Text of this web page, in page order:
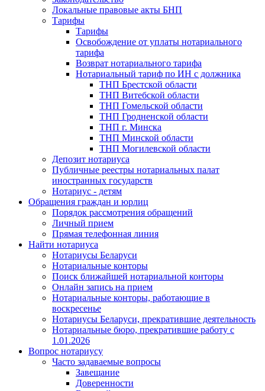
Локальные правовые акты БНП
Тарифы
Тарифы
Освобождение от уплаты нотариального
тарифа
Возврат нотариального тарифа
Нотариальный тариф по ИН с должника
ТНП Брестской области
ТНП Витебской области
ТНП Гомельской области
ТНП Гродненской области
ТНП г. Минска
ТНП Минской области
ТНП Могилевской области
Депозит нотариуса
Публичные реестры нотариальных палат
иностранных государств
Нотариус - детям
Обращения граждан и юрлиц
Порядок рассмотрения обращений
Личный прием
Прямая телефонная линия
Найти нотариуса
Нотариусы Беларуси
Нотариальные конторы
Поиск ближайшей нотариальной конторы
Онлайн запись на прием
Нотариальные конторы, работающие в
воскресенье
Нотариусы Беларуси, прекратившие деятельность
Нотариальные бюро, прекратившие работу с
1.01.2026
Вопрос нотариусу
Часто задаваемые вопросы
Завещание
Доверенности